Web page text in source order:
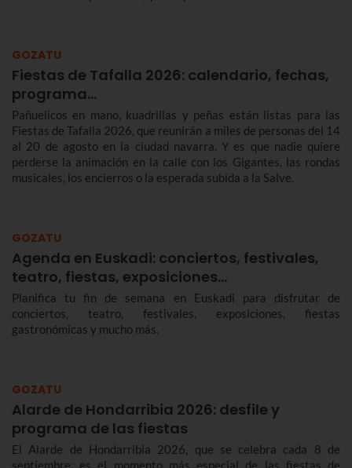
GOZATU
Fiestas de Tafalla 2026: calendario, fechas,
programa…
Pañuelicos en mano, kuadrillas y peñas están listas para las
Fiestas de Tafalla 2026, que reunirán a miles de personas del 14
al 20 de agosto en la ciudad navarra. Y es que nadie quiere
perderse la animación en la calle con los Gigantes, las rondas
musicales, los encierros o la esperada subida a la Salve.
GOZATU
Agenda en Euskadi: conciertos, festivales,
teatro, fiestas, exposiciones…
Planifica tu fin de semana en Euskadi para disfrutar de
conciertos, teatro, festivales, exposiciones, fiestas
gastronómicas y mucho más.
GOZATU
Alarde de Hondarribia 2026: desfile y
programa de las fiestas
El Alarde de Hondarribia 2026, que se celebra cada 8 de
septiembre, es el momento más especial de las fiestas de